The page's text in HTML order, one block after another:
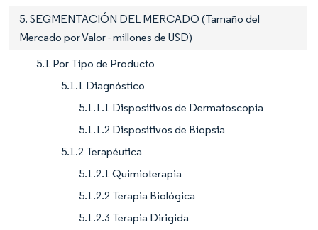
5. SEGMENTACIÓN DEL MERCADO (Tamaño del
Mercado por Valor - millones de USD)
5.1 Por Tipo de Producto
5.1.1 Diagnóstico
5.1.1.1 Dispositivos de Dermatoscopia
5.1.1.2 Dispositivos de Biopsia
5.1.2 Terapéutica
5.1.2.1 Quimioterapia
5.1.2.2 Terapia Biológica
5.1.2.3 Terapia Dirigida